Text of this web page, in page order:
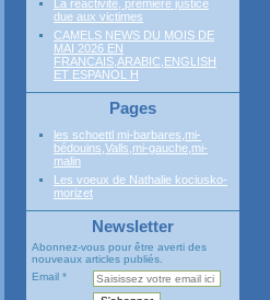
La réactivité, première justice
due aux victimes
CAMELS NEWS DU MOIS DE
MAI 2026 EN
FRANCAIS,ARABIC,ENGLISH
ET ESPANOL H
Pages
les schoettl mi-barbares,mi-
bédouins,Valls,mi-gauche,mi-
malin
Les voeux de Nathalie kociusko-
morizet
Newsletter
Abonnez-vous pour être averti des
nouveaux articles publiés.
Email